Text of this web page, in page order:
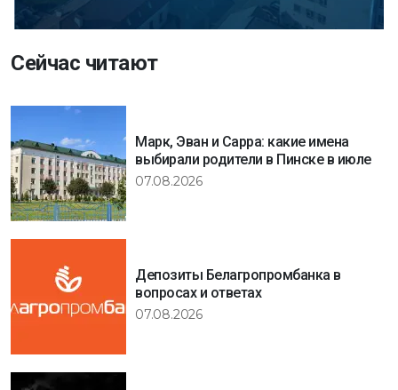
Сейчас читают
Марк, Эван и Сарра: какие имена
выбирали родители в Пинске в июле
07.08.2026
Депозиты Белагропромбанка в
вопросах и ответах
07.08.2026